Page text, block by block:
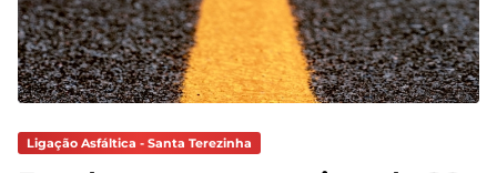
Ligação Asfáltica - Santa Terezinha